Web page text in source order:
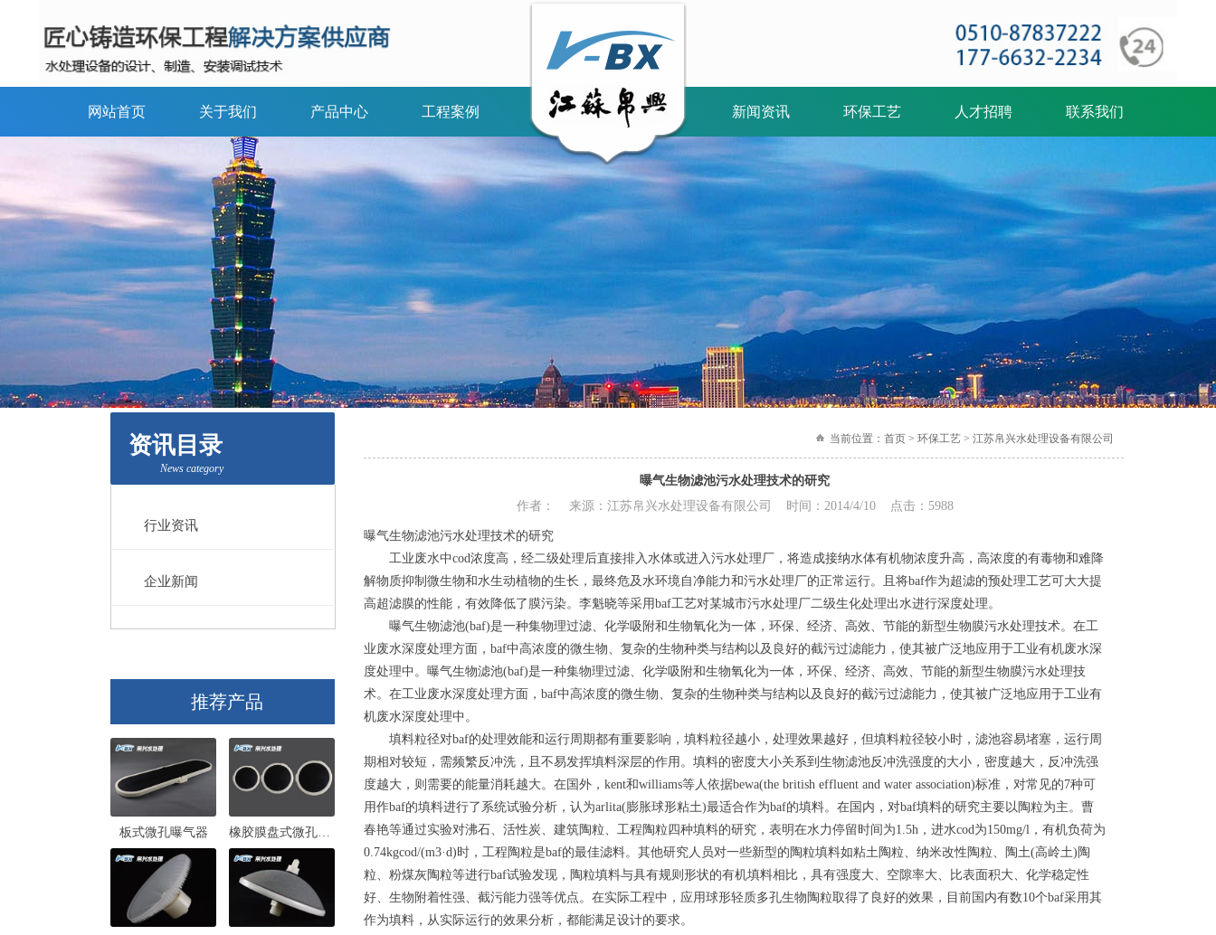
网站首页 关于我们 产品中心 工程案例 新闻资讯 环保工艺 人才招聘 联系我们
资讯目录
News category
行业资讯
企业新闻
推荐产品
板式微孔曝气器 橡胶膜盘式微孔曝气器
当前位置： 首页 > 环保工艺 > 江苏帛兴水处理设备有限公司
曝气生物滤池污水处理技术的研究
作者： 来源：江苏帛兴水处理设备有限公司 时间：2014/4/10 点击：5988
曝气生物滤池污水处理技术的研究
工业废水中cod浓度高，经二级处理后直接排入水体或进入污水处理厂，将造成接纳水体有机物浓度升高，高浓度的有毒物和难降
解物质抑制微生物和水生动植物的生长，最终危及水环境自净能力和污水处理厂的正常运行。且将baf作为超滤的预处理工艺可大大提
高超滤膜的性能，有效降低了膜污染。李魁晓等采用baf工艺对某城市污水处理厂二级生化处理出水进行深度处理。
曝气生物滤池(baf)是一种集物理过滤、化学吸附和生物氧化为一体，环保、经济、高效、节能的新型生物膜污水处理技术。在工
业废水深度处理方面，baf中高浓度的微生物、复杂的生物种类与结构以及良好的截污过滤能力，使其被广泛地应用于工业有机废水深
度处理中。曝气生物滤池(baf)是一种集物理过滤、化学吸附和生物氧化为一体，环保、经济、高效、节能的新型生物膜污水处理技
术。在工业废水深度处理方面，baf中高浓度的微生物、复杂的生物种类与结构以及良好的截污过滤能力，使其被广泛地应用于工业有
机废水深度处理中。
填料粒径对baf的处理效能和运行周期都有重要影响，填料粒径越小，处理效果越好，但填料粒径较小时，滤池容易堵塞，运行周
期相对较短，需频繁反冲洗，且不易发挥填料深层的作用。填料的密度大小关系到生物滤池反冲洗强度的大小，密度越大，反冲洗强
度越大，则需要的能量消耗越大。在国外，kent和williams等人依据bewa(the british effluent and water association)标准，对常见的7种可
用作baf的填料进行了系统试验分析，认为arlita(膨胀球形粘土)最适合作为baf的填料。在国内，对baf填料的研究主要以陶粒为主。曹
春艳等通过实验对沸石、活性炭、建筑陶粒、工程陶粒四种填料的研究，表明在水力停留时间为1.5h，进水cod为150mg/l，有机负荷为
0.74kgcod/(m3·d)时，工程陶粒是baf的最佳滤料。其他研究人员对一些新型的陶粒填料如粘土陶粒、纳米改性陶粒、陶土(高岭土)陶
粒、粉煤灰陶粒等进行baf试验发现，陶粒填料与具有规则形状的有机填料相比，具有强度大、空隙率大、比表面积大、化学稳定性
好、生物附着性强、截污能力强等优点。在实际工程中，应用球形轻质多孔生物陶粒取得了良好的效果，目前国内有数10个baf采用其
作为填料，从实际运行的效果分析，都能满足设计的要求。